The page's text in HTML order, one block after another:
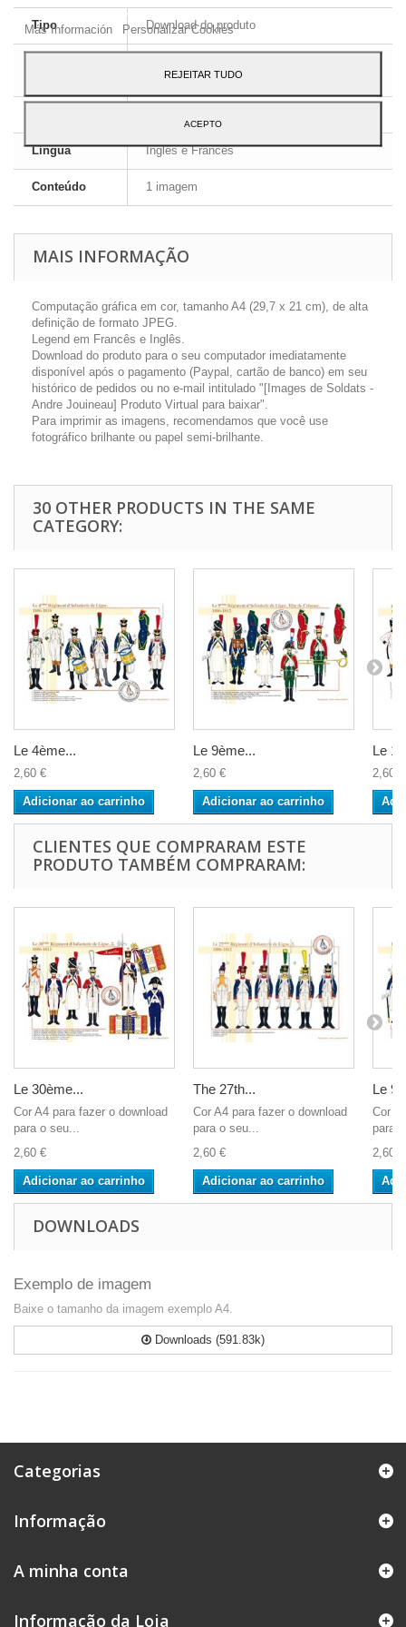
Tipo Download do produto
JPEG HD
Língua Inglês e Francês
Conteúdo 1 imagem
MAIS INFORMAÇÃO
Computação gráfica em cor, tamanho A4 (29,7 x 21 cm), de alta
definição de formato JPEG.
Legend em Francês e Inglês.
Download do produto para o seu computador imediatamente
disponível após o pagamento (Paypal, cartão de banco) em seu
histórico de pedidos ou no e-mail intitulado "[Images de Soldats -
Andre Jouineau] Produto Virtual para baixar".
Para imprimir as imagens, recomendamos que você use
fotográfico brilhante ou papel semi-brilhante.
30 OTHER PRODUCTS IN THE SAME
CATEGORY:
Le 4ème...
2,60 €
Adicionar ao carrinho
Le 9ème...
2,60 €
Adicionar ao carrinho
Le
2,60 €
CLIENTES QUE COMPRARAM ESTE
PRODUTO TAMBÉM COMPRARAM:
Le 30ème...
Cor A4 para fazer o download
para o seu...
2,60 €
Adicionar ao carrinho
The 27th...
Cor A4 para fazer o download
para o seu...
2,60 €
Adicionar ao carrinho
Le
Cor
para
2,60 €
DOWNLOADS
Exemplo de imagem
Baixe o tamanho da imagem exemplo A4.
Downloads (591.83k)
Categorias
Informação
A minha conta
Informação da Loja
ao seu uso, pressione o botão Aceito.
Más Información
Personalizar Cookies
REJEITAR TUDO
ACEPTO